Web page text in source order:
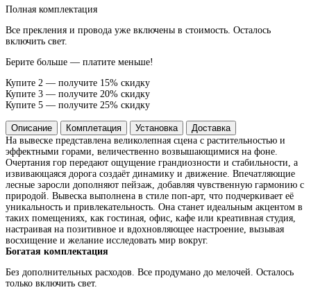
Полная комплектация
Все прекления и провода уже включены в стоимость. Осталось
включить свет.
Берите больше — платите меньше!
Купите 2 — получите 15% скидку
Купите 3 — получите 20% скидку
Купите 5 — получите 25% скидку
Описание Комплетация Установка
Доставка
На вывеске представлена великолепная сцена с растительностью и
эффектными горами, величественно возвышающимися на фоне.
Очертания гор передают ощущение грандиозности и стабильности, а
извивающаяся дорога создаёт динамику и движение. Впечатляющие
лесные заросли дополняют пейзаж, добавляя чувственную гармонию с
природой. Вывеска выполнена в стиле поп-арт, что подчеркивает её
уникальность и привлекательность. Она станет идеальным акцентом в
таких помещениях, как гостиная, офис, кафе или креативная студия,
настраивая на позитивное и вдохновляющее настроение, вызывая
восхищение и желание исследовать мир вокруг.
Богатая комплектация
Без дополнительных расходов. Все продумано до мелочей. Осталось
только включить свет.